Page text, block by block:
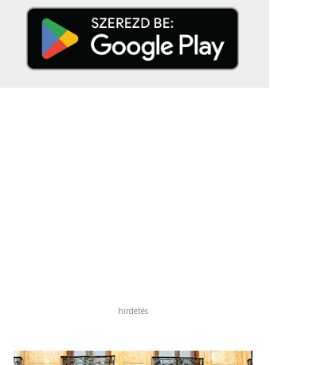
hirdetés